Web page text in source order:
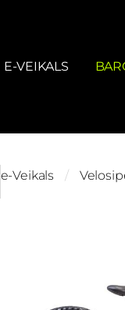
E-VEIKALS
e-Veikals